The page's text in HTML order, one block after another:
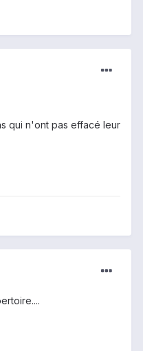
qui n'ont pas effacé leur